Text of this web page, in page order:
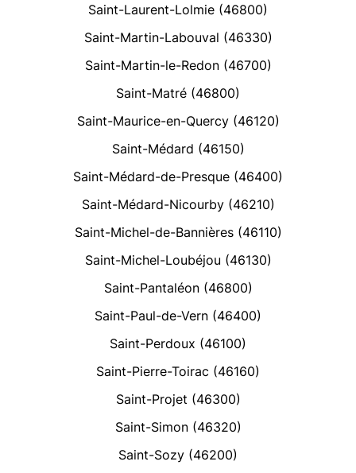
Saint-Laurent-Lolmie (46800)
Saint-Martin-Labouval (46330)
Saint-Martin-le-Redon (46700)
Saint-Matré (46800)
Saint-Maurice-en-Quercy (46120)
Saint-Médard (46150)
Saint-Médard-de-Presque (46400)
Saint-Médard-Nicourby (46210)
Saint-Michel-de-Bannières (46110)
Saint-Michel-Loubéjou (46130)
Saint-Pantaléon (46800)
Saint-Paul-de-Vern (46400)
Saint-Perdoux (46100)
Saint-Pierre-Toirac (46160)
Saint-Projet (46300)
Saint-Simon (46320)
Saint-Sozy (46200)